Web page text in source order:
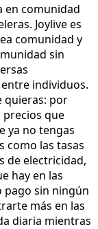
en comunidad
Joylive es
comunidad y
sin
individuos.
quieras: por
precios que
ya no tengas
como las tasas
de electricidad,
hay en las
pago sin ningún
más en las
diaria mientras